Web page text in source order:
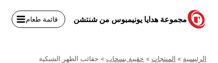
المحتوى
مجموعة هدايا يونيمبوس من شنتشن قائمة طعام
الرئيسية » المنتجات » حقيبة بسحاب » حقائب الظهر الشبكية